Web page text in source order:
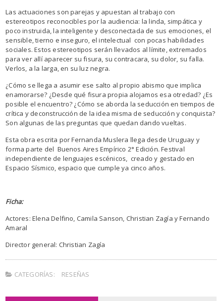
Las actuaciones son parejas y apuestan al trabajo con
estereotipos reconocibles por la audiencia: la linda, simpática y
poco instruida, la inteligente y desconectada de sus emociones, el
sensible, tierno e inseguro, el intelectual con pocas habilidades
sociales. Estos estereotipos serán llevados al límite, extremados
para ver allí aparecer su fisura, su contracara, su dolor, su falla.
Verlos, a la larga, en su luz negra.
¿Cómo se llega a asumir ese salto al propio abismo que implica
enamorarse? ¿Desde qué fisura propia alojamos esa otredad? ¿Es
posible el encuentro? ¿Cómo se aborda la seducción en tiempos de
crítica y deconstrucción de la idea misma de seducción y conquista?
Son algunas de las preguntas que quedan dando vueltas.
Esta obra escrita por Fernanda Muslera llega desde Uruguay y
forma parte del Buenos Aires Empírico 2° Edición. Festival
independiente de lenguajes escénicos, creado y gestado en
Espacio Sísmico, espacio que cumple ya cinco años.
Ficha:
Actores: Elena Delfino, Camila Sanson, Christian Zagía y Fernando
Amaral
Director general: Christian Zagía
CATEGORÍAS: RESEÑAS